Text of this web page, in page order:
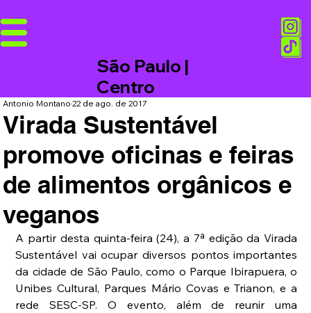
São Paulo |
Centro
Virada Sustentável
promove oficinas e feiras
de alimentos orgânicos e
veganos
Antonio Montano22 de ago. de 2017
A partir desta quinta-feira (24), a 7ª edição da Virada
Sustentável vai ocupar diversos pontos importantes
da cidade de São Paulo, como o Parque Ibirapuera, o
Unibes Cultural, Parques Mário Covas e Trianon, e a
rede SESC-SP. O evento, além de reunir uma